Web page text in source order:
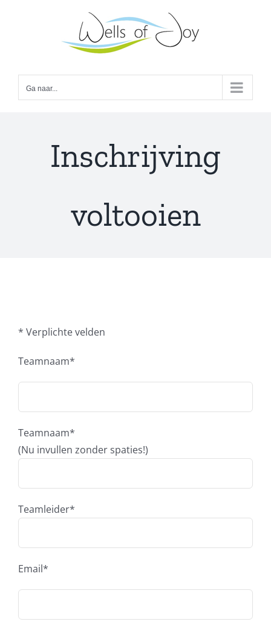
Ga naar...
Inschrijving
voltooien
* Verplichte velden
Teamnaam*
Teamnaam*
(Nu invullen zonder spaties!)
Teamleider*
Email*